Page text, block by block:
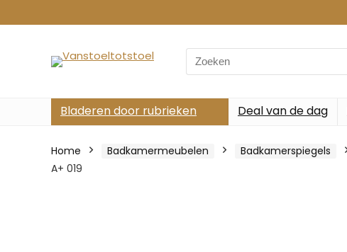
Search
for:
Bladeren door rubrieken Deal van de dag
Home Badkamermeubelen Badkamerspiegels
A+ 019